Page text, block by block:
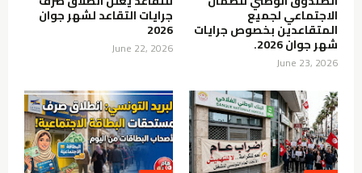
الاجتماعي لجميع
المتقاعدين بخصوص جرايات
شهر جوان 2026.
June 23, 2026
جرايات التقاعد لشهر جوان
2026
June 22, 2026